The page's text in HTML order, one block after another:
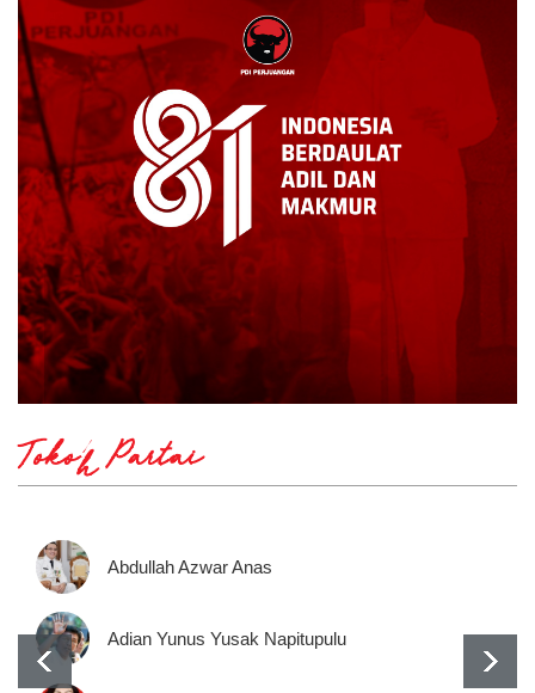
Tokoh Partai
Abdullah Azwar Anas
Adian Yunus Yusak Napitupulu